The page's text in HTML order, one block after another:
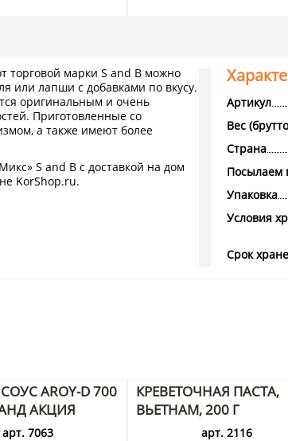
Артикул
Вес
Страна
Посылаем
Упаковка
Условия
Срок
торговой марки S and B можно
или лапши с добавками по вкусу.
оригинальным и очень
Приготовленные со
а также имеют более
S and B с доставкой на дом
KorShop.ru.
AROY-D 700
АКЦИЯ
арт. 7063
КРЕВЕТОЧНАЯ ПАСТА,
ВЬЕТНАМ, 200 Г
арт. 2116